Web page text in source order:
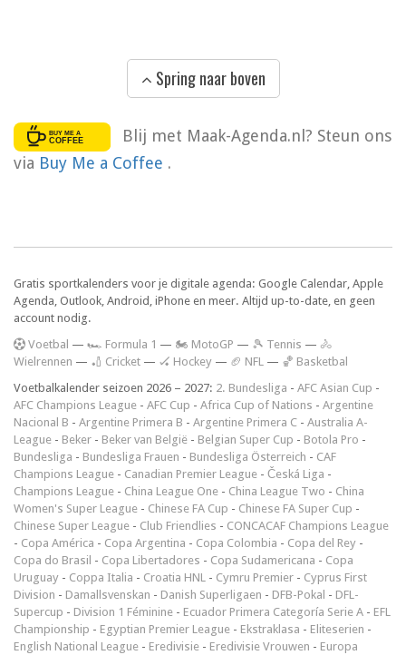
Spring naar boven
Blij met Maak-Agenda.nl? Steun ons
via Buy Me a Coffee .
Gratis sportkalenders voor je digitale agenda: Google Calendar, Apple
Agenda, Outlook, Android, iPhone en meer. Altijd up-to-date, en geen
account nodig.
Voetbal — 🏎️ Formula 1 — 🏍 MotoGP — 🎾 Tennis — 🚴
Wielrennen — 🏏 Cricket — 🏑 Hockey — 🏈 NFL — 🏀 Basketbal
Voetbalkalender seizoen 2026 – 2027: 2. Bundesliga - AFC Asian Cup -
AFC Champions League - AFC Cup - Africa Cup of Nations - Argentine
Nacional B - Argentine Primera B - Argentine Primera C - Australia A-
League - Beker - Beker van België - Belgian Super Cup - Botola Pro -
Bundesliga - Bundesliga Frauen - Bundesliga Österreich - CAF
Champions League - Canadian Premier League - Česká Liga -
Champions League - China League One - China League Two - China
Women's Super League - Chinese FA Cup - Chinese FA Super Cup -
Chinese Super League - Club Friendlies - CONCACAF Champions League
- Copa América - Copa Argentina - Copa Colombia - Copa del Rey -
Copa do Brasil - Copa Libertadores - Copa Sudamericana - Copa
Uruguay - Coppa Italia - Croatia HNL - Cymru Premier - Cyprus First
Division - Damallsvenskan - Danish Superligaen - DFB-Pokal - DFL-
Supercup - Division 1 Féminine - Ecuador Primera Categoría Serie A - EFL
Championship - Egyptian Premier League - Ekstraklasa - Eliteserien -
English National League - Eredivisie - Eredivisie Vrouwen - Europa